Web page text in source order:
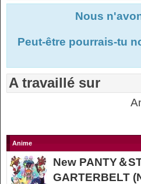
Nous
Peut-être pourrais-tu
A travaillé sur
Anime
New PANTY＆
GARTERBELT